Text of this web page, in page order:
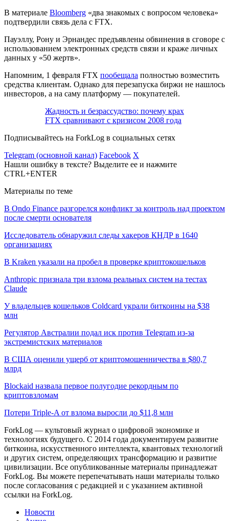
В материале Bloomberg «два знакомых с вопросом человека»
подтвердили связь дела с FTX.
Пауэллу, Рону и Эрнандес предъявлены обвинения в сговоре с
использованием электронных средств связи и краже личных
данных у «50 жертв».
Напомним, 1 февраля FTX пообещала полностью возместить
средства клиентам. Однако для перезапуска биржи не нашлось
инвесторов, а на саму платформу — покупателей.
Жадность и безрассудство: почему крах
FTX сравнивают с кризисом 2008 года
Подписывайтесь на ForkLog в социальных сетях
Telegram (основной канал) Facebook X
Нашли ошибку в тексте? Выделите ее и нажмите
CTRL+ENTER
Материалы по теме
В Ondo Finance разгорелся конфликт за контроль над проектом
после смерти основателя
Исследователь обнаружил следы хакеров КНДР в 1640
организациях
В Kraken указали на пробел в проверке криптокошельков
Anthropic признала три взлома реальных систем на тестах
Claude
У владельцев кошельков Coldcard украли биткоины на $38
млн
Регулятор Австралии подал иск против Telegram из-за
экстремистских материалов
В США оценили ущерб от криптомошенничества в $80,7
млрд
Blockaid назвала первое полугодие рекордным по
криптовзломам
Потери Triple-A от взлома выросли до $11,8 млн
ForkLog — культовый журнал о цифровой экономике и
технологиях будущего. С 2014 года документируем развитие
биткоина, искусственного интеллекта, квантовых технологий
и других систем, определяющих трансформацию и развитие
цивилизации. Все опубликованные материалы принадлежат
ForkLog. Вы можете перепечатывать наши материалы только
после согласования с редакцией и с указанием активной
ссылки на ForkLog.
Новости